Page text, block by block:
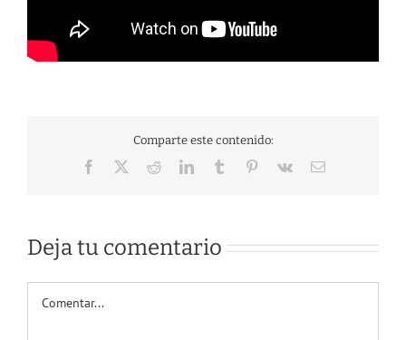
Comparte este contenido:
Facebook RedditLinkedInTumblr Pinterest
Vk
Correo
Deja tu comentario